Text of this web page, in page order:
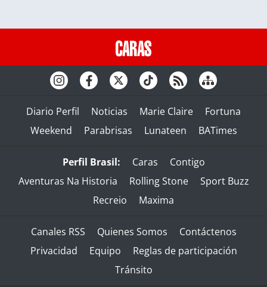
Diario Perfil Noticias Marie Claire
Fortuna
Weekend
Parabrisas Lunateen BATimes
Perfil Brasil: Caras
Contigo
Aventuras Na Historia
Rolling Stone
Sport Buzz
Recreio
Maxima
Canales RSS Quienes Somos
Contáctenos
Privacidad
Equipo
Reglas de participación
Tránsito